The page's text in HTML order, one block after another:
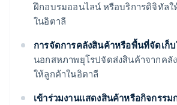
ฝึกอบรมออนไลน์ หรือบริการดิจิทัลใ
ในอิตาลี
การจัดการคลังสินค้าหรือพื้นที่จัดเก็
นอกสหภาพยุโรปจัดส่งสินค้าจากคลั
ให้ลูกค้าในอิตาลี
เข้าร่วมงานแสดงสินค้าหรือกิจกรรม